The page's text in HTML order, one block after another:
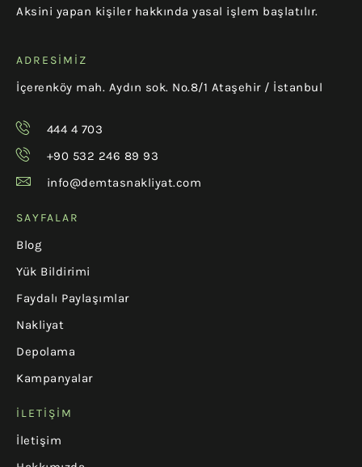
Aksini yapan kişiler hakkında yasal işlem başlatılır.
ADRESIMIZ
İçerenköy mah. Aydın sok. No.8/1 Ataşehir / İstanbul
444 4 703
+90 532 246 89 93
info@demtasnakliyat.com
SAYFALAR
Blog
Yük Bildirimi
Faydalı Paylaşımlar
Nakliyat
Depolama
Kampanyalar
İLETIŞIM
İletişim